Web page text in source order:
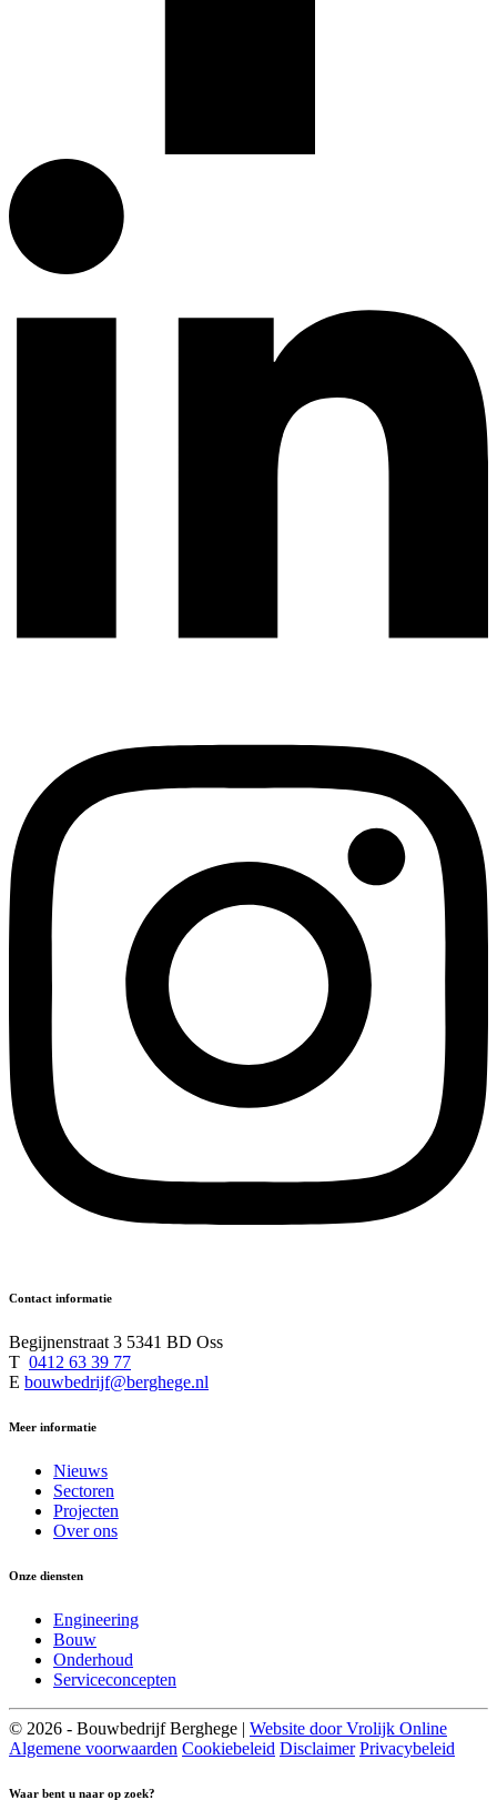
Contact informatie
Begijnenstraat 3 5341 BD Oss
T 0412 63 39 77
E bouwbedrijf@berghege.nl
Meer informatie
Nieuws
Sectoren
Projecten
Over ons
Onze diensten
Engineering
Bouw
Onderhoud
Serviceconcepten
© 2026 - Bouwbedrijf Berghege | Website door Vrolijk Online
Algemene voorwaarden Cookiebeleid Disclaimer Privacybeleid
Waar bent u naar op zoek?